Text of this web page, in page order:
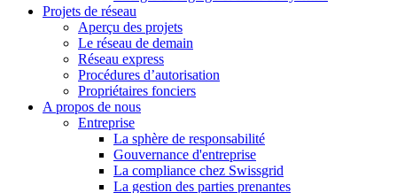
Projets de réseau
Aperçu des projets
Le réseau de demain
Réseau express
Procédures d’autorisation
Propriétaires fonciers
A propos de nous
Entreprise
La sphère de responsabilité
Gouvernance d'entreprise
La compliance chez Swissgrid
La gestion des parties prenantes